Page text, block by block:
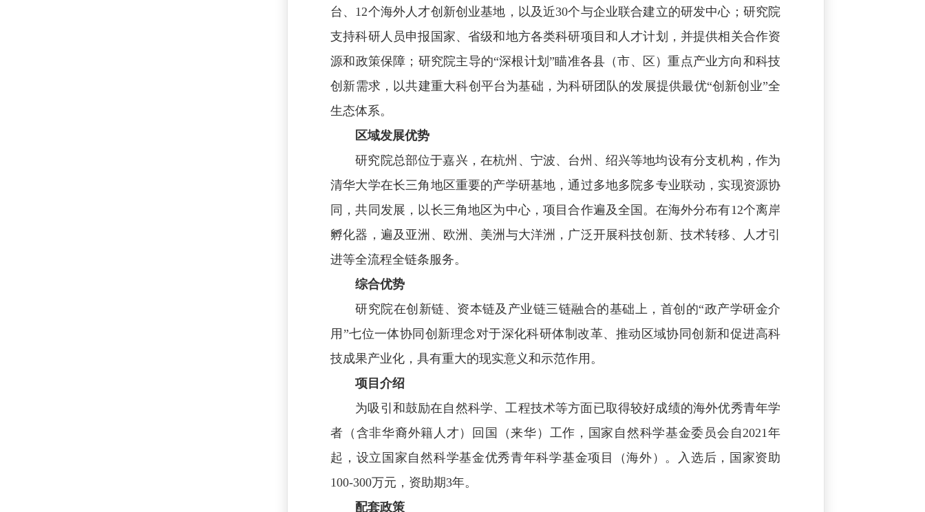
台、12个海外人才创新创业基地，以及近30个与企业联合建立的研发中心；研究院
支持科研人员申报国家、省级和地方各类科研项目和人才计划，并提供相关合作资
源和政策保障；研究院主导的“深根计划”瞄准各县（市、区）重点产业方向和科技
创新需求，以共建重大科创平台为基础，为科研团队的发展提供最优“创新创业”全
生态体系。
区域发展优势
研究院总部位于嘉兴，在杭州、宁波、台州、绍兴等地均设有分支机构，作为
清华大学在长三角地区重要的产学研基地，通过多地多院多专业联动，实现资源协
同，共同发展，以长三角地区为中心，项目合作遍及全国。在海外分布有12个离岸
孵化器，遍及亚洲、欧洲、美洲与大洋洲，广泛开展科技创新、技术转移、人才引
进等全流程全链条服务。
综合优势
研究院在创新链、资本链及产业链三链融合的基础上，首创的“政产学研金介
用”七位一体协同创新理念对于深化科研体制改革、推动区域协同创新和促进高科
技成果产业化，具有重大的现实意义和示范作用。
项目介绍
为吸引和鼓励在自然科学、工程技术等方面已取得较好成绩的海外优秀青年学
者（含非华裔外籍人才）回国（来华）工作，国家自然科学基金委员会自2021年
起，设立国家自然科学基金优秀青年科学基金项目（海外）。入选后，国家资助
100-300万元，资助期3年。
配套政策